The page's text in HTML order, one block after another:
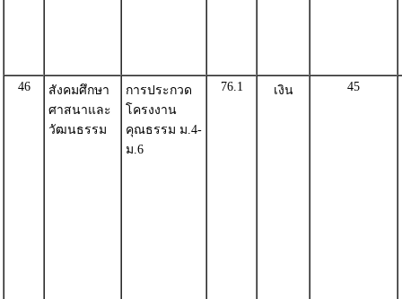
46
สังคมศึกษา
ศาสนาและ
วัฒนธรรม
การประกวด
โครงงาน
คุณธรรม ม.4-
ม.6
76.1 เงิน 45